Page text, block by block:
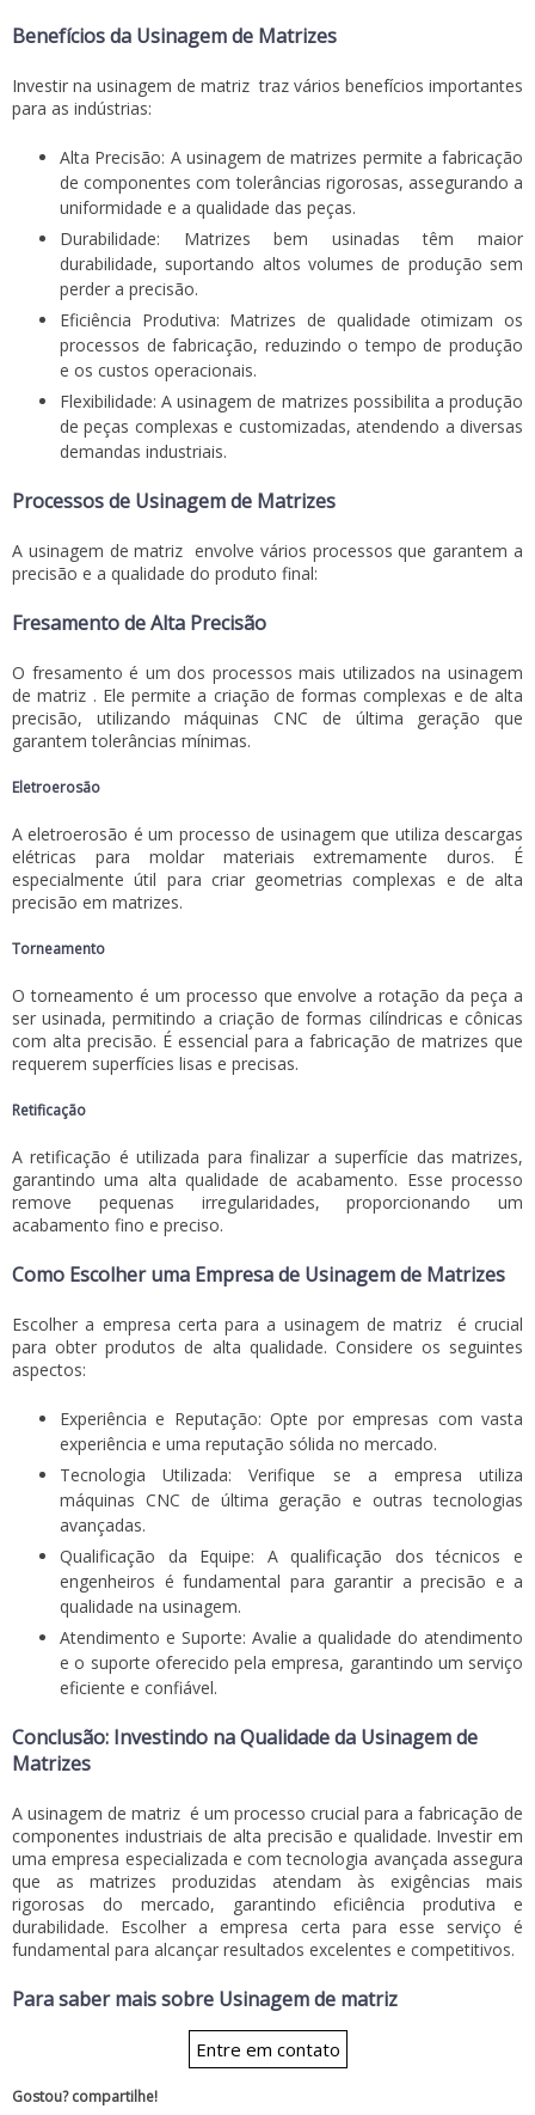
Benefícios da Usinagem de Matrizes
Investir na usinagem de matriz traz vários benefícios importantes
para as indústrias:
Alta Precisão: A usinagem de matrizes permite a fabricação
de componentes com tolerâncias rigorosas, assegurando a
uniformidade e a qualidade das peças.
Durabilidade: Matrizes bem usinadas têm maior
durabilidade, suportando altos volumes de produção sem
perder a precisão.
Eficiência Produtiva: Matrizes de qualidade otimizam os
processos de fabricação, reduzindo o tempo de produção
e os custos operacionais.
Flexibilidade: A usinagem de matrizes possibilita a produção
de peças complexas e customizadas, atendendo a diversas
demandas industriais.
Processos de Usinagem de Matrizes
A usinagem de matriz envolve vários processos que garantem a
precisão e a qualidade do produto final:
Fresamento de Alta Precisão
O fresamento é um dos processos mais utilizados na usinagem
de matriz . Ele permite a criação de formas complexas e de alta
precisão, utilizando máquinas CNC de última geração que
garantem tolerâncias mínimas.
Eletroerosão
A eletroerosão é um processo de usinagem que utiliza descargas
elétricas para moldar materiais extremamente duros. É
especialmente útil para criar geometrias complexas e de alta
precisão em matrizes.
Torneamento
O torneamento é um processo que envolve a rotação da peça a
ser usinada, permitindo a criação de formas cilíndricas e cônicas
com alta precisão. É essencial para a fabricação de matrizes que
requerem superfícies lisas e precisas.
Retificação
A retificação é utilizada para finalizar a superfície das matrizes,
garantindo uma alta qualidade de acabamento. Esse processo
remove pequenas irregularidades, proporcionando um
acabamento fino e preciso.
Como Escolher uma Empresa de Usinagem de Matrizes
Escolher a empresa certa para a usinagem de matriz
é crucial
para obter produtos de alta qualidade. Considere os seguintes
aspectos:
Experiência e Reputação: Opte por empresas com vasta
experiência e uma reputação sólida no mercado.
Tecnologia Utilizada: Verifique se a empresa utiliza
máquinas CNC de última geração e outras tecnologias
avançadas.
Qualificação da Equipe: A qualificação dos técnicos e
engenheiros é fundamental para garantir a precisão e a
qualidade na usinagem.
Atendimento e Suporte: Avalie a qualidade do atendimento
e o suporte oferecido pela empresa, garantindo um serviço
eficiente e confiável.
Conclusão: Investindo na Qualidade da Usinagem de
Matrizes
A usinagem de matriz é um processo crucial para a fabricação de
componentes industriais de alta precisão e qualidade. Investir em
uma empresa especializada e com tecnologia avançada assegura
que as matrizes produzidas atendam às exigências mais
rigorosas do mercado, garantindo eficiência produtiva e
durabilidade. Escolher a empresa certa para esse serviço é
fundamental para alcançar resultados excelentes e competitivos.
Para saber mais sobre Usinagem de matriz
Entre em contato
Gostou? compartilhe!